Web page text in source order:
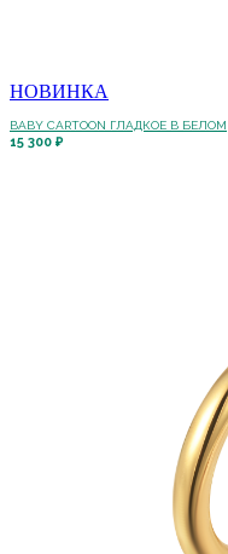
НОВИНКА
BABY CARTOON ГЛАДКОЕ В БЕЛОМ
15 300 ₽